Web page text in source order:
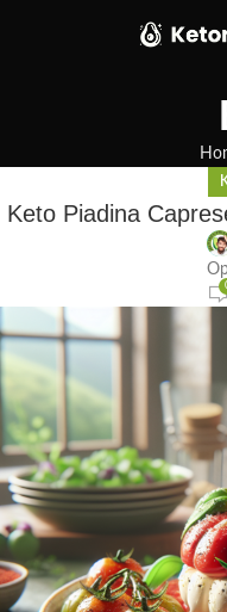
Keto Piadina